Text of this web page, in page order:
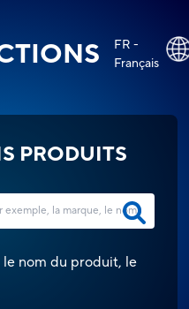
FR -
Français
PRODUITS
le nom du produit, le